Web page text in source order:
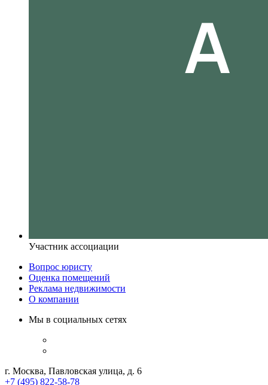
Участник ассоциации
Вопрос юристу
Оценка помещений
Реклама недвижимости
О компании
Мы в социальных сетях
г. Москва, Павловская улица, д. 6
+7 (495) 822-58-78